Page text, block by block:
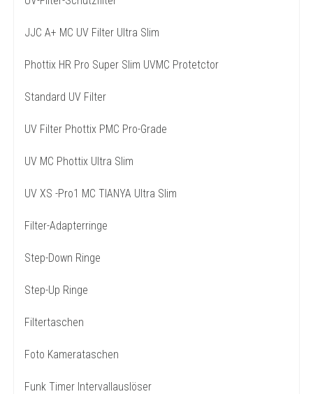
JJC A+ MC UV Filter Ultra Slim
Phottix HR Pro Super Slim UVMC Protetctor
Standard UV Filter
UV Filter Phottix PMC Pro-Grade
UV MC Phottix Ultra Slim
UV XS -Pro1 MC TIANYA Ultra Slim
Filter-Adapterringe
Step-Down Ringe
Step-Up Ringe
Filtertaschen
Foto Kamerataschen
Funk Timer Intervallauslöser